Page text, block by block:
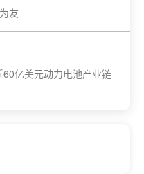
友
亿美元动力电池产业链